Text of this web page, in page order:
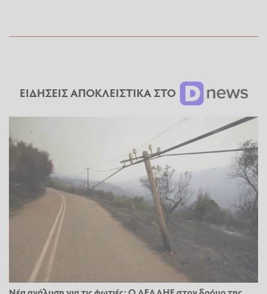
ΕΙΔΗΣΕΙΣ ΑΠΟΚΛΕΙΣΤΙΚΑ ΣΤΟ